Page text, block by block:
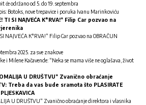
će održano od 5. do 19. septembra
Botoks, nove trepavice i poruka Ivanu Marinkoviću
TI SI NAJVEĆA K*RVA!“ Filip Car pozvao na
SI NAJVEĆA K*RVA!“ Filip Car pozvao na OBRAČUN
2025. za sve znakove
i Milene Kačavende: “Neka se mama više ne oglašava, život
U DRUŠTVU“ Zvanično obraćanje
Treba da vas bude sramota što PLASIRATE
U DRUŠTVU“ Zvanično obraćanje direktora i vlasnika